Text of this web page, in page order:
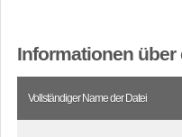
Informationen über
Vollständiger Name der Datei